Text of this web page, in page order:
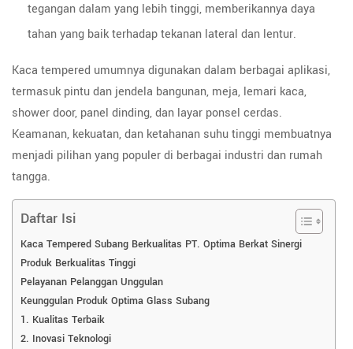
tegangan dalam yang lebih tinggi, memberikannya daya
tahan yang baik terhadap tekanan lateral dan lentur.
Kaca tempered umumnya digunakan dalam berbagai aplikasi,
termasuk pintu dan jendela bangunan, meja, lemari kaca,
shower door, panel dinding, dan layar ponsel cerdas.
Keamanan, kekuatan, dan ketahanan suhu tinggi membuatnya
menjadi pilihan yang populer di berbagai industri dan rumah
tangga.
Daftar Isi
Kaca Tempered Subang Berkualitas PT. Optima Berkat Sinergi
Produk Berkualitas Tinggi
Pelayanan Pelanggan Unggulan
Keunggulan Produk Optima Glass Subang
1. Kualitas Terbaik
2. Inovasi Teknologi